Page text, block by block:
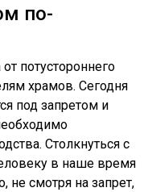
по-
потустороннего
храмов. Сегодня
под запретом и
Столкнуться с
в наше время
не смотря на запрет,